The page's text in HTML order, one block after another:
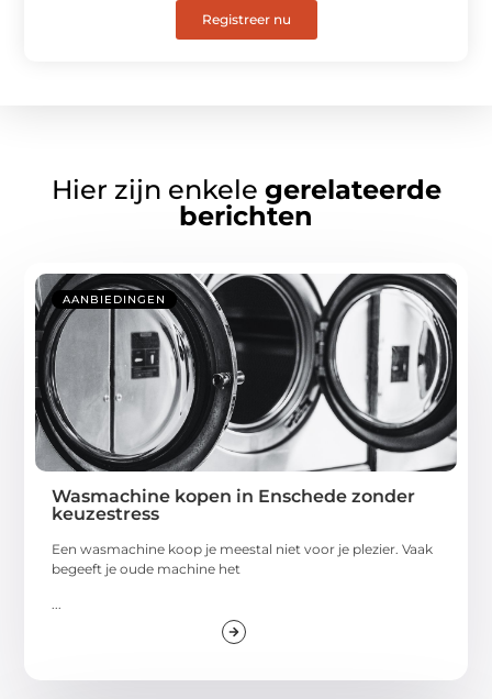
Registreer nu
Hier zijn enkele gerelateerde
berichten
AANBIEDINGEN
Wasmachine kopen in Enschede zonder
keuzestress
Een wasmachine koop je meestal niet voor je plezier. Vaak
begeeft je oude machine het
...